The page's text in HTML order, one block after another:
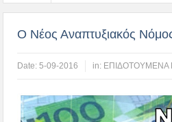
Ο Νέος Αναπτυξιακός
Date:5-09-2016 in: